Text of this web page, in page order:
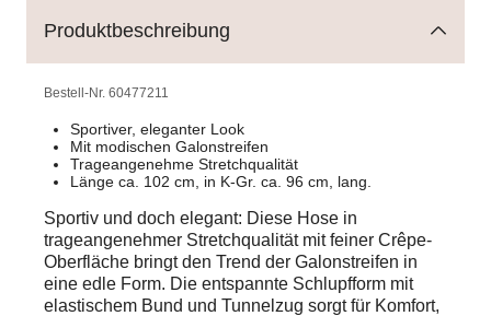
Produktbeschreibung
Bestell-Nr. 60477211
Sportiver, eleganter Look
Mit modischen Galonstreifen
Trageangenehme Stretchqualität
Länge ca. 102 cm, in K-Gr. ca. 96 cm, lang.
Sportiv und doch elegant: Diese Hose in
trageangenehmer Stretchqualität mit feiner Crêpe-
Oberfläche bringt den Trend der Galonstreifen in
eine edle Form. Die entspannte Schlupfform mit
elastischem Bund und Tunnelzug sorgt für Komfort,